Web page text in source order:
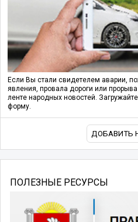
Если Вы стали свидетелем аварии,
явления, провала дороги или
ленте народных новостей.
форму.
ДОБАВИТЬ
ПОЛЕЗНЫЕ РЕСУРСЫ